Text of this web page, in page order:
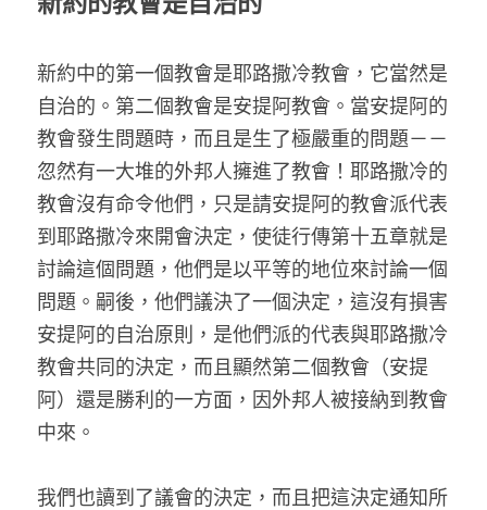
新約中的第一個教會是耶路撒冷教會，它當然是
自治的。第二個教會是安提阿教會。當安提阿的
教會發生問題時，而且是生了極嚴重的問題－－
忽然有一大堆的外邦人擁進了教會！耶路撒冷的
教會沒有命令他們，只是請安提阿的教會派代表
到耶路撒冷來開會決定，使徒行傳第十五章就是
討論這個問題，他們是以平等的地位來討論一個
問題。嗣後，他們議決了一個決定，這沒有損害
安提阿的自治原則，是他們派的代表與耶路撒冷
教會共同的決定，而且顯然第二個教會（安提
阿）還是勝利的一方面，因外邦人被接納到教會
中來。
我們也讀到了議會的決定，而且把這決定通知所